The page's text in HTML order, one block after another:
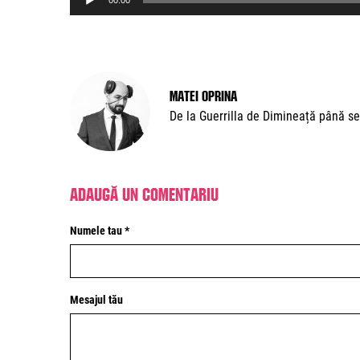
Player
Matei Oprina
De la Guerrilla de Dimineață până
Adaugă un comentariu
Numele tau *
Mesajul tău